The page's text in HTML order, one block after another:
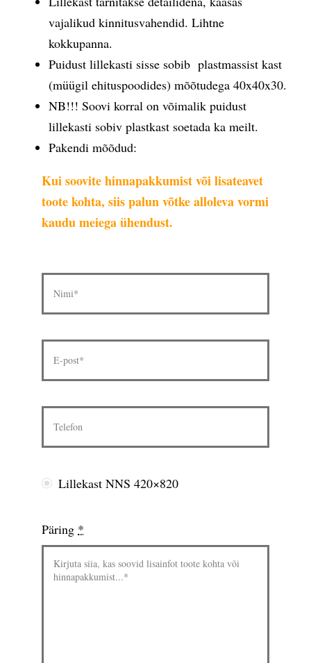
vajalikud kinnitusvahendid. Lihtne
kokkupanna.
Puidust lillekasti sisse sobib plastmassist kast
(müügil ehituspoodides) mõõtudega 40x40x30.
NB!!! Soovi korral on võimalik puidust
lillekasti sobiv plastkast soetada ka meilt.
Pakendi mõõdud:
Kui soovite hinnapakkumist või lisateavet
toote kohta, siis palun võtke alloleva vormi
kaudu meiega ühendust.
Lillekast NNS 420×820
Päring *